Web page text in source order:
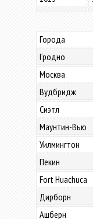
Города
Гродно
Москва
Вудбридж
Сиэтл
Маунтин-Вью
Уилмингтон
Пекин
Fort Huachuca
Дирборн
Ашберн